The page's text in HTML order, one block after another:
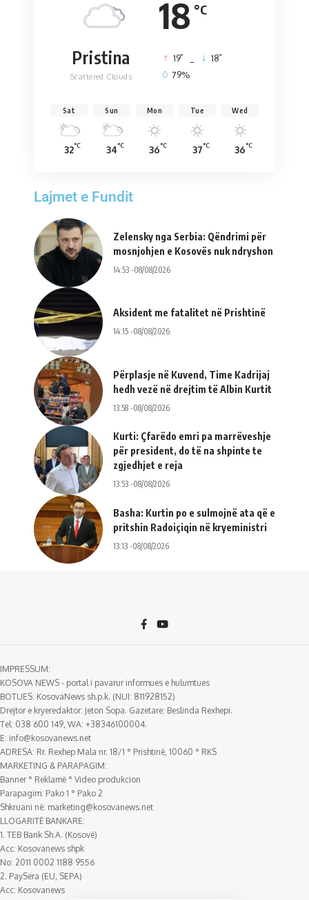
18 °C
Pristina
Scattered Clouds
19° 18°
79%
Sat
32°C
Sun
34°C
Mon
36°C
Tue
37°C
Wed
36°C
Lajmet e Fundit
Zelensky nga Serbia: Qëndrimi për
mosnjohjen e Kosovës nuk ndryshon
14:53 -08/08/2026
Aksident me fatalitet në Prishtinë
14:15 -08/08/2026
Përplasje në Kuvend, Time Kadrijaj
hedh vezë në drejtim të Albin Kurtit
13:58 -08/08/2026
Kurti: Çfarëdo emri pa marrëveshje
për president, do të na shpinte te
zgjedhjet e reja
13:53 -08/08/2026
Basha: Kurtin po e sulmojnë ata që e
pritshin Radoiçiqin në kryeministri
13:13 -08/08/2026
IMPRESSUM:
KOSOVA NEWS - portal i pavarur informues e hulumtues
BOTUES: KosovaNews sh.p.k. (NUI: 811928152)
Drejtor e kryeredaktor: Jeton Sopa. Gazetare: Beslinda Rexhepi.
Tel: 038 600 149, WA: +38346100004.
E: info@kosovanews.net
ADRESA: Rr. Rexhep Mala nr. 18/1 ° Prishtinë, 10060 ° RKS
MARKETING & PARAPAGIM:
Banner ° Reklamë ° Video produkcion
Parapagim: Pako 1 ° Pako 2
Shkruani në: marketing@kosovanews.net
LLOGARITË BANKARE:
1. TEB Bank Sh.A. (Kosovë)
Acc: Kosovanews shpk
No: 2011 0002 1188 9556
2. PaySera (EU, SEPA)
Acc: Kosovanews